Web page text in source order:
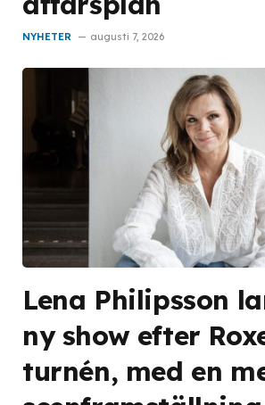
NYHETER augusti 7, 2026
Lena Philipsson
ny show efter
turnén, med en